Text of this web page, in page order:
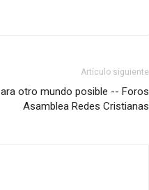
Artículo siguiente
otro mundo posible -- Foros
Asamblea Redes Cristianas